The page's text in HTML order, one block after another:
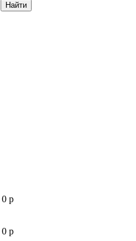
Найти
0 p
0 p